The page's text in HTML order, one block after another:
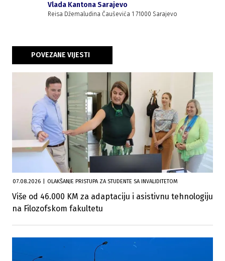
Vlada Kantona Sarajevo
Reisa Džemaludina Čauševića 1 71000 Sarajevo
POVEZANE VIJESTI
07.08.2026 OLAKŠANJE PRISTUPA ZA STUDENTE SA INVALIDITETOM
Više od 46.000 KM za adaptaciju i asistivnu tehnologiju
na Filozofskom fakultetu